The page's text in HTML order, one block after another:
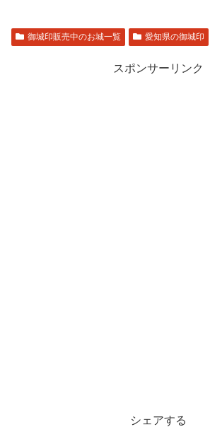
御城印販売中のお城一覧 愛知県の御城印
スポンサーリンク
シェアする